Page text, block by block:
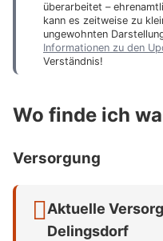
überarbeitet –
kann es zeitweise zu
ungewohnten
Informationen zu den
Verständnis!
Wo finde ich
Versorgung
Aktuelle
Delingsdorf